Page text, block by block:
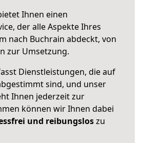
Ihnen einen
der alle Aspekte Ihres
nach Buchrain abdeckt, von
zur Umsetzung.
Dienstleistungen, die auf
sind, und unser
Ihnen jederzeit zur
können wir Ihnen dabei
und reibungsloszu